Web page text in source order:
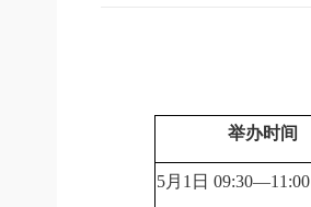
举办时间
5月1日 09:30—11:00